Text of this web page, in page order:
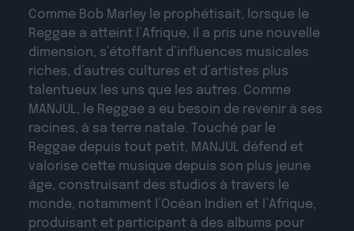
Comme Bob Marley le prophétisait, lorsque le
Reggae a atteint l’Afrique, il a pris une nouvelle
dimension, s’étoffant d’influences musicales
riches, d’autres cultures et d’artistes plus
talentueux les uns que les autres. Comme
MANJUL, le Reggae a eu besoin de revenir à ses
racines, à sa terre natale. Touché par le
Reggae depuis tout petit, MANJUL défend et
valorise cette musique depuis son plus jeune
âge, construisant des studios à travers le
monde, notamment l’Océan Indien et l’Afrique,
produisant et participant à des albums pour